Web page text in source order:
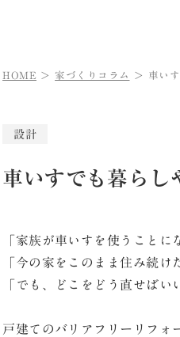
HOME 家づくりコラム 車い
設計
車いすでも暮らし
「家族が車いすを使うことに
「今の家をこのまま住み続け
「でも、どこをどう直せばい
戸建てのバリアフリーリフォ